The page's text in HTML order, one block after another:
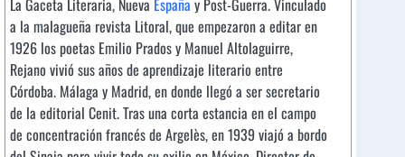
a la malagueña revista Litoral, que empezaron a editar en
1926 los poetas Emilio Prados y Manuel Altolaguirre,
Rejano vivió sus años de aprendizaje literario entre
Córdoba. Málaga y Madrid, en donde llegó a ser secretario
de la editorial Cenit. Tras una corta estancia en el campo
de concentración francés de Argelès, en 1939 viajó a bordo